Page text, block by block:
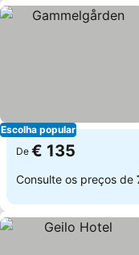
Escolha popular
De € 135
Consulte os preços de